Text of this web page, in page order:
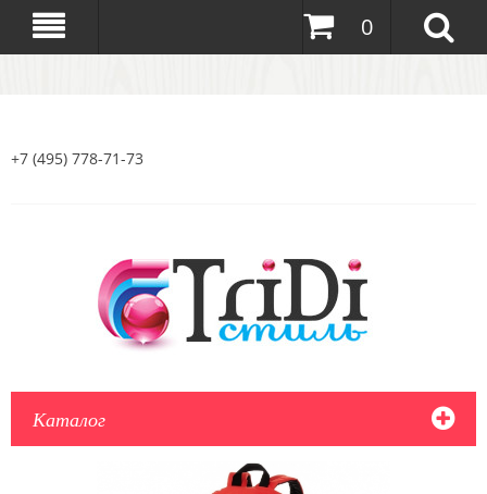
0
+7 (495) 778-71-73
Каталог